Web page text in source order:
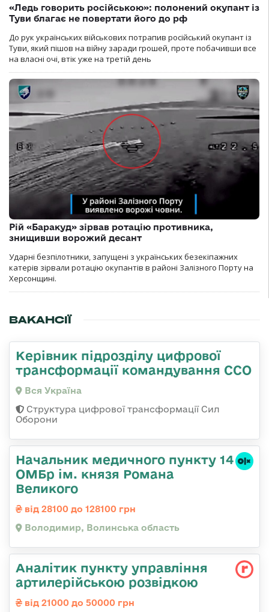
«Ледь говорить російською»: полонений окупант із
Туви благає не повертати його до рф
До рук українських військових потрапив російський окупант із
Туви, який пішов на війну заради грошей, проте побачивши все
на власні очі, втік уже на третій день
Рій «Баракуд» зірвав ротацію противника,
знищивши ворожий десант
Ударні безпілотники, запущені з українських безекіпажних
катерів зірвали ротацію окупантів в районі Залізного Порту на
Херсонщині.
ВАКАНСІЇ
Керівник підрозділу цифрової
трансформації командування ССО
Вся Україна
Структура цифрової трансформації Сил
Оборони
Начальник медичного пункту 14
ОМБр ім. князя Романа
Великого
від 28100 до 128100 грн
Володимир, Волинська область
Аналітик пункту управління
артилерійською розвідкою
від 21000 до 50000 грн